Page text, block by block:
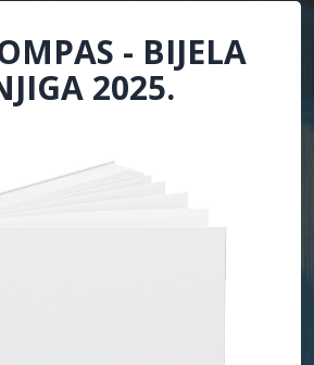
- BIJELA
2025.